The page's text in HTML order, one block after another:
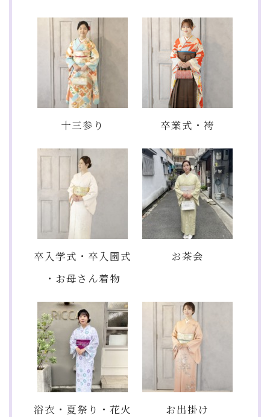
十三参り 卒業式・袴
卒入学式・卒入園式
・お母さん着物
お茶会
浴衣・夏祭り・花火
お出掛け